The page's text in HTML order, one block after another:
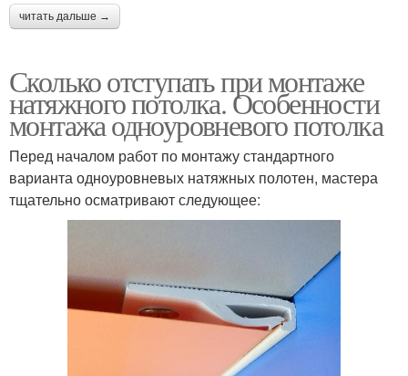
читать дальше →
Сколько отступать при монтаже
натяжного потолка. Особенности
монтажа одноуровневого потолка
Перед началом работ по монтажу стандартного
варианта одноуровневых натяжных полотен, мастера
тщательно осматривают следующее: